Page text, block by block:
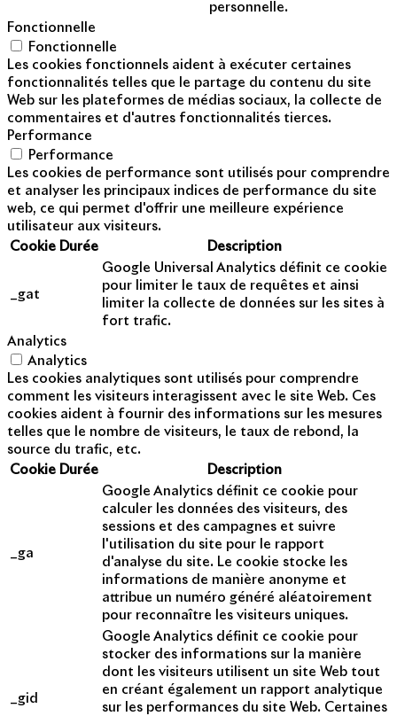
personnelle.
Fonctionnelle
Fonctionnelle
Les cookies fonctionnels aident à exécuter certaines
fonctionnalités telles que le partage du contenu du site
Web sur les plateformes de médias sociaux, la collecte de
commentaires et d'autres fonctionnalités tierces.
Performance
Performance
Les cookies de performance sont utilisés pour comprendre
et analyser les principaux indices de performance du site
web, ce qui permet d'offrir une meilleure expérience
utilisateur aux visiteurs.
Cookie Durée Description
_gat
Google Universal Analytics définit ce cookie
pour limiter le taux de requêtes et ainsi
limiter la collecte de données sur les sites à
fort trafic.
Analytics
Analytics
Les cookies analytiques sont utilisés pour comprendre
comment les visiteurs interagissent avec le site Web. Ces
cookies aident à fournir des informations sur les mesures
telles que le nombre de visiteurs, le taux de rebond, la
source du trafic, etc.
Cookie Durée Description
_ga
Google Analytics définit ce cookie pour
calculer les données des visiteurs, des
sessions et des campagnes et suivre
l'utilisation du site pour le rapport
d'analyse du site. Le cookie stocke les
informations de manière anonyme et
attribue un numéro généré aléatoirement
pour reconnaître les visiteurs uniques.
_gid
Google Analytics définit ce cookie pour
stocker des informations sur la manière
dont les visiteurs utilisent un site Web tout
en créant également un rapport analytique
sur les performances du site Web. Certaines